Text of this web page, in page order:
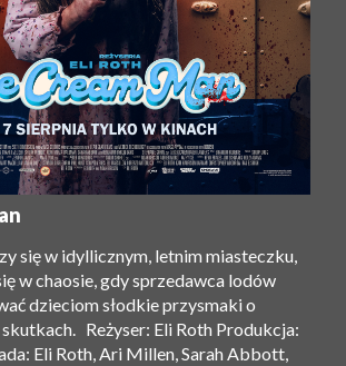
się w idyllicznym, letnim miasteczku,
w chaosie, gdy sprzedawca lodów
dzieciom słodkie przysmaki o
Reżyser: Eli Roth Produkcja:
Eli Roth, Ari Millen, Sarah Abbott,